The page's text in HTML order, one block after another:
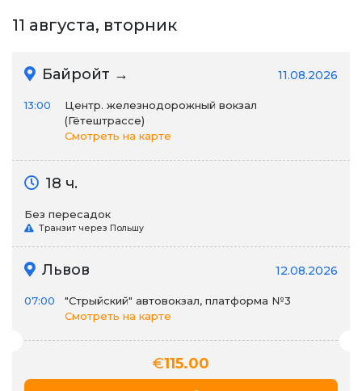
11 августа, вторник
Байройт → 11.08.2026
13:00
Центр. железнодорожный вокзал
(Гётештрассе)
Смотреть на карте
18 ч.
Без пересадок
Транзит через Польшу
Львов 12.08.2026
07:00
"Стрыйский" автовокзал, платформа №3
Смотреть на карте
€115.00